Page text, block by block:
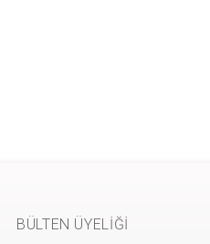
BÜLTEN ÜYELİĞİ